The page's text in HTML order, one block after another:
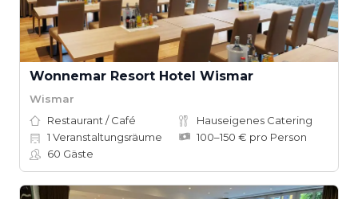
Wonnemar Resort Hotel Wismar
Wismar
Restaurant / Café
Hauseigenes Catering
1 Veranstaltungsräume
100–150 € pro Person
60 Gäste